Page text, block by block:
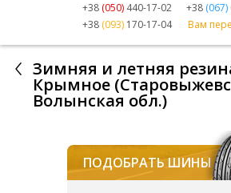
+38 (050) 440-17-02 +38 (067)
+38 (093) 170-17-04 Вам
Зимняя и летняя
Крымное
Волынская обл.)
ПОДОБРАТЬ ШИНЫ